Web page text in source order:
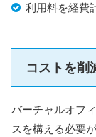
利用料を経費
コストを削
バーチャルオフ
スを構える必要